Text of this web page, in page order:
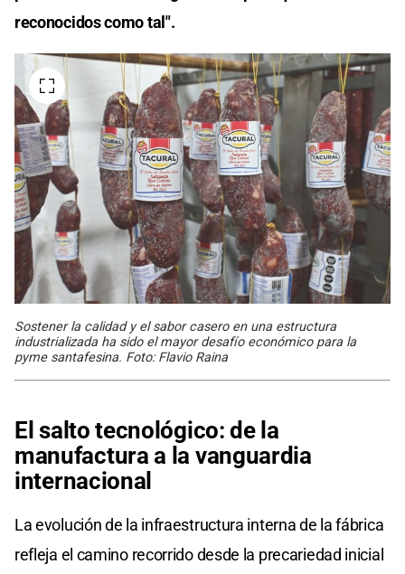
reconocidos como tal".
Sostener la calidad y el sabor casero en una estructura
industrializada ha sido el mayor desafío económico para la
pyme santafesina. Foto: Flavio Raina
El salto tecnológico: de la
manufactura a la vanguardia
internacional
La evolución de la infraestructura interna de la fábrica
refleja el camino recorrido desde la precariedad inicial